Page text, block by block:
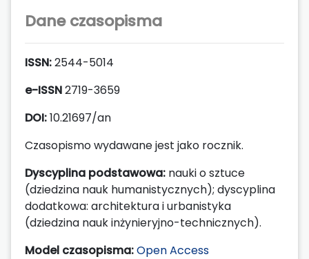
Dane czasopisma
ISSN:2544-5014
e-ISSN2719-3659
DOI:10.21697/an
Czasopismo wydawane jest jako rocznik.
Dyscyplina podstawowa: nauki o sztuce
(dziedzina nauk humanistycznych); dyscyplina
dodatkowa: architektura i urbanistyka
(dziedzina nauk inżynieryjno-technicznych).
Model czasopisma:Open Access